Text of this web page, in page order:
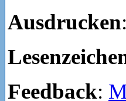
Ausdrucken:
Feedback: